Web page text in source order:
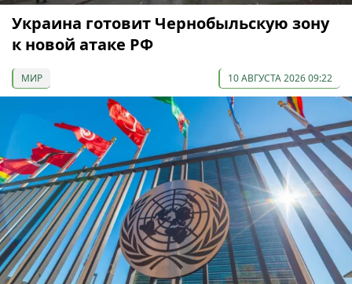
Украина готовит Чернобыльскую зону
к новой атаке РФ
МИР 10 АВГУСТА 2026 09:22